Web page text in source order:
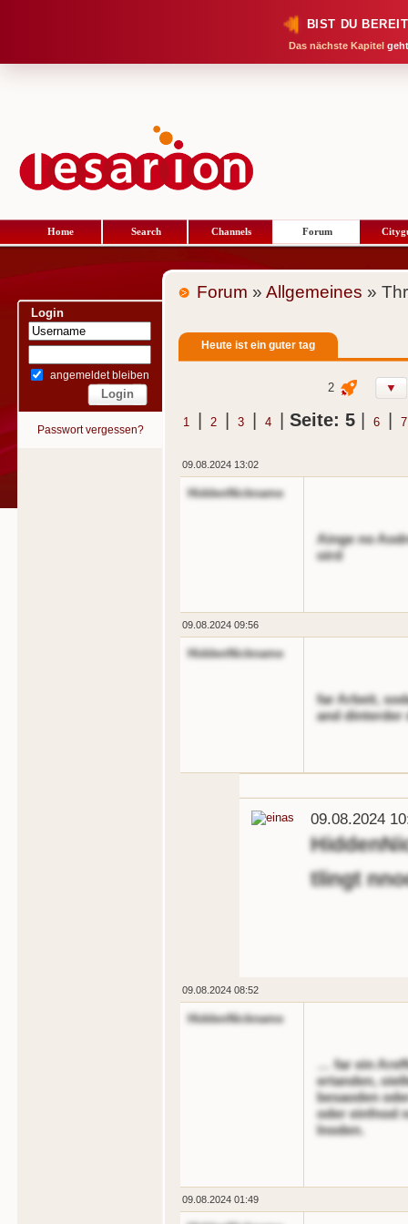
BIST DU
Das nächste Kapitel
Home Search Channels Forum
Login
angemeldet bleiben
Passwort vergessen?
Forum » Allgemeines »
Heute ist ein guter tag
▼
2
1 2 3 4 Seite: 5 6 7
09.08.2024 13:02
HiddenNickname
Ainge no
oird
09.08.2024 09:56
HiddenNickname
far Arbeit,
and dinterder
09.08.2024
tlingt
09.08.2024 08:52
HiddenNickname
… far ein
ertanden,
besaoden
oder einfnod
lnoden.
09.08.2024 01:49